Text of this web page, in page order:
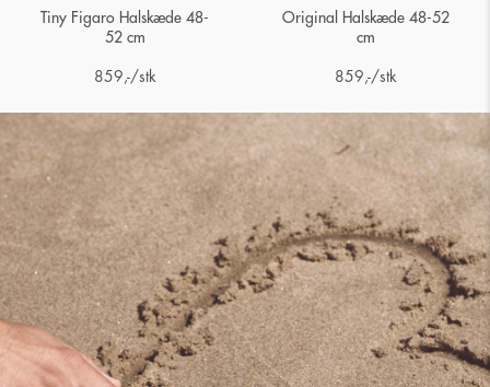
Tiny Figaro Halskæde 48-
52 cm
859 ,-/stk
Original Halskæde 48-52
cm
859 ,-/stk